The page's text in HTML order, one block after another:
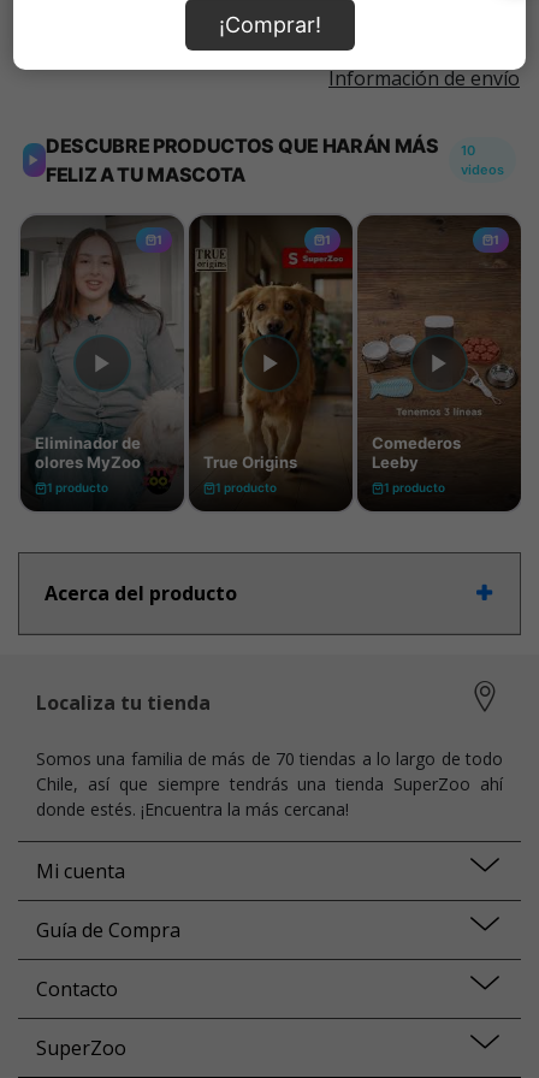
Información de envío
Acerca del producto
¡Comprar!
Localiza tu tienda
Somos una familia de más de 70 tiendas a lo largo de todo
Chile, así que siempre tendrás una tienda SuperZoo ahí
donde estés. ¡Encuentra la más cercana!
Mi cuenta
Guía de Compra
Contacto
SuperZoo